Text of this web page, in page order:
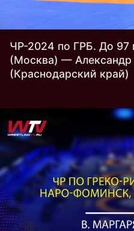
ЧР-2024 по ГРБ. До 97
(Москва) — Александр
(Краснодарский край)